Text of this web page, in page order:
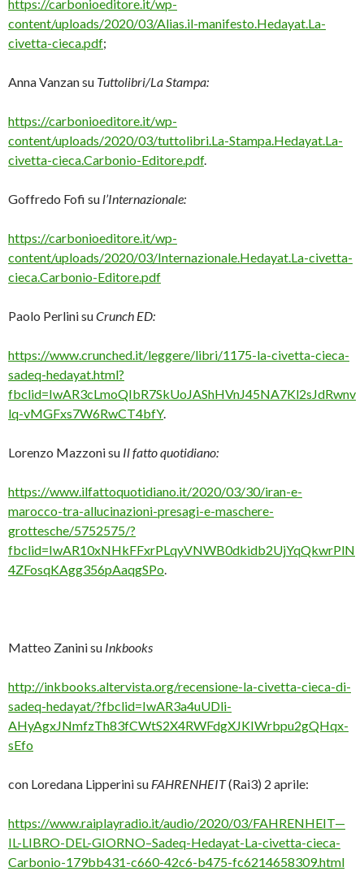
https://carbonioeditore.it/wp-
content/uploads/2020/03/Alias.il-manifesto.Hedayat.La-
civetta-cieca.pdf;
Anna Vanzan su Tuttolibri/La Stampa:
https://carbonioeditore.it/wp-
content/uploads/2020/03/tuttolibri.La-Stampa.Hedayat.La-
civetta-cieca.Carbonio-Editore.pdf.
Goffredo Fofi su l’Internazionale:
https://carbonioeditore.it/wp-
content/uploads/2020/03/Internazionale.Hedayat.La-civetta-
cieca.Carbonio-Editore.pdf
Paolo Perlini suCrunch ED:
https://www.crunched.it/leggere/libri/1175-la-civetta-cieca-
sadeq-hedayat.html?
fbclid=IwAR3cLmoQIbR7SkUoJAShHVnJ45NA7Kl2sJdRwnv
lq-vMGFxs7W6RwCT4bfY.
Lorenzo Mazzoni su Il fatto quotidiano:
https://www.ilfattoquotidiano.it/2020/03/30/iran-e-
marocco-tra-allucinazioni-presagi-e-maschere-
grottesche/5752575/?
fbclid=IwAR10xNHkFFxrPLqyVNWB0dkidb2UjYqQkwrPlN
4ZFosqKAgg356pAaqgSPo.
Matteo Zanini su Inkbooks
http://inkbooks.altervista.org/recensione-la-civetta-cieca-di-
sadeq-hedayat/?fbclid=IwAR3a4uUDli-
AHyAgxJNmfzTh83fCWtS2X4RWFdgXJKIWrbpu2gQHqx-
sEfo
con Loredana Lipperini su FAHRENHEIT(Rai3) 2 aprile:
https://www.raiplayradio.it/audio/2020/03/FAHRENHEIT—
IL-LIBRO-DEL-GIORNO–Sadeq-Hedayat-La-civetta-cieca-
Carbonio-179bb431-c660-42c6-b475-fc6214658309.html